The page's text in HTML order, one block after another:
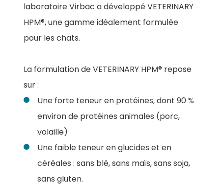
laboratoire Virbac a développé VETERINARY
HPM®, une gamme idéalement formulée
pour les chats.
La formulation de VETERINARY HPM® repose
sur :
Une forte teneur en protéines, dont 90 %
environ de protéines animales (porc,
volaille)
Une faible teneur en glucides et en
céréales : sans blé, sans maïs, sans soja,
sans gluten.